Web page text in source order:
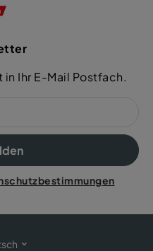
Ihr E-Mail Postfach.